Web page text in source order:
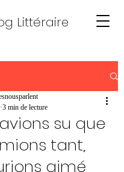
Littéraire
su que
tant,
aimé
3 min de lecture